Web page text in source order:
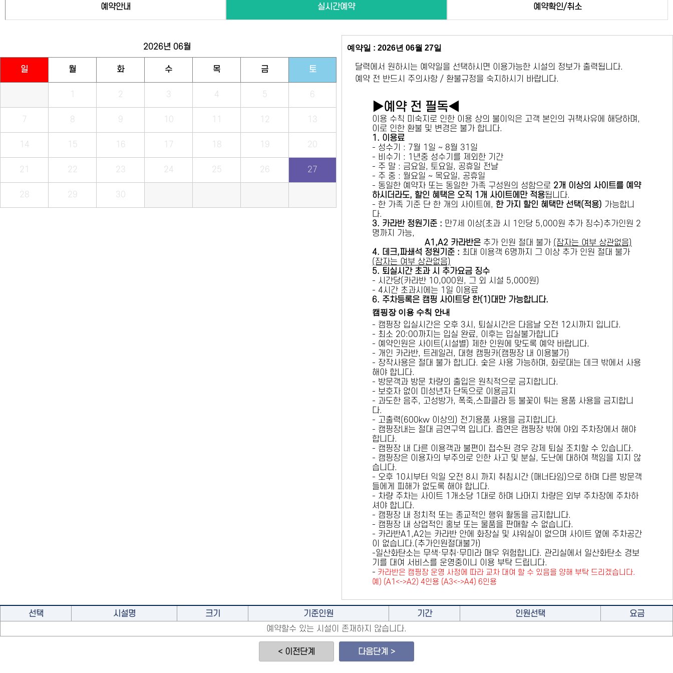
예약안내 실시간예약 예약확인/취소
2026년 06월
일 월 화 수 목 금 토
1 2 3 4 5 6
7 8 9 10 11 12 13
14 15 16 17 18 19 20
21 22 23 24 25 26 27
28 29 30
예약일 : 2026년 06월 27일
달력에서 원하시는 예약일을 선택하시면 이용가능한 시설의 정보가 출력됩니다.
예약 전 반드시 주의사항 / 환불규정을 숙지하시기 바랍니다.
▶예약 전 필독◀
이용 수칙 미숙지로 인한 이용 상의 불이익은 고객 본인의 귀책사유에 해당하며,
이로 인한 환불 및 변경은 불가 합니다.
1. 이용료
- 성수기 : 7월 1일 ~ 8월 31일
- 비수기 : 1년중 성수기를 제외한 기간
- 주 말 : 금요일, 토요일, 공휴일 전날
- 주 중 : 월요일 ~ 목요일, 공휴일
- 동일한 예약자 또는 동일한 가족 구성원의 성함으로 2개 이상의 사이트를 예약
하시더라도, 할인 혜택은 오직 1개 사이트에만 적용됩니다.
- 한 가족 기준 단 한 개의 사이트에, 한 가지 할인 혜택만 선택(적용) 가능합니
다.
3. 카라반 정원기준 : 만7세 이상(초과 시 1인당 5,000원 추가 징수)추가인원 2
명까지 가능,
A1,A2 카라반은 추가 인원 절대 불가 (잠자는 여부 상관없음)
4. 데크,파쇄석 정원기준 : ​최대 이용객 6명까지 그 이상 추가 인원 절대 불가
(잠자는 여부 상관없음)
5. 퇴실시간 초과 시 추가요금 징수
- 시간당(카라반 10,000원, 그 외 시설 5,000원)
- 4시간 초과시에는 1일 이용료
6. 주차등록은 캠핑 사이트당 한(1)대만 가능합니다.
캠핑장 이용 수칙 안내
- 캠핑장 입실시간은 오후 3시, 퇴실시간은 다음날 오전 12시까지 입니다.
- 최소 20:00까지는 입실 완료, 이후는 입실불가합니다
- 예약인원은 사이트(시설별) 제한 인원에 맞도록 예약 바랍니다.
- 개인 카라반, 트레일러, 대형 캠핑카(캠핑장 내 이용불가)
- 장작사용은 절대 불가 합니다. 숯은 사용 가능하며, 화로대는 데크 밖에서 사용
해야 합니다.
- 방문객과 방문 차량의 출입은 원칙적으로 금지합니다.
- 보호자 없이 미성년자 단독으로 이용금지
- 과도한 음주, 고성방가, 폭죽,스파클라 등 불꽃이 튀는 용품 사용을 금지합니
다.
- 고출력(600kw 이상의) 전기용품 사용을 금지합니다.
- 캠핑장내는 절대 금연구역 입니다. 흡연은 캠핑장 밖에 야외 주차장에서 해야
합니다.
- 캠핑장 내 다른 이용객과 불편이 접수된 경우 강제 퇴실 조치할 수 있습니다.
- 캠핑장은 이용자의 부주의로 인한 사고 및 분실, 도난에 대하여 책임을 지지 않
습니다.
- 오후 10시부터 익일 오전 8시 까지 취침시간 (매너타임)으로 하며 다른 방문객
들에게 피해가 없도록 해야 합니다.
- 차량 주차는 사이트 1개소당 1대로 하며 나머지 차량은 외부 주차장에 주차하
셔야 합니다.
- 캠핑장 내 정치적 또는 종교적인 행위 활동을 금지합니다.
- 캠핑장 내 상업적인 홍보 또는 물품을 판매할 수 없습니다.
- 카라반A1,A2는 카라반 안에 화장실 및 샤워실이 없으며 사이트 옆에 주차공간
이 없습니다.(추가인원절대불가)
-일산화탄소는 무색·무취·무미라 매우 위험합니다. 관리실에서 일산화탄소 경보
기를 대여 서비스를 운영중이니 이용 부탁 드립니다.
- 카라반은 캠핑장 운영 사정에 따라 교차 대여 할 수 있음을 양해 부탁 드리겠습니다.
예) (A1<->A2) 4인용 (A3<->A4) 6인용
선택 시설명 크기 기준인원 기간 인원선택
요금
예약할수 있는 시설이 존재하지 않습니다.
< 이전단계 다음단계 >